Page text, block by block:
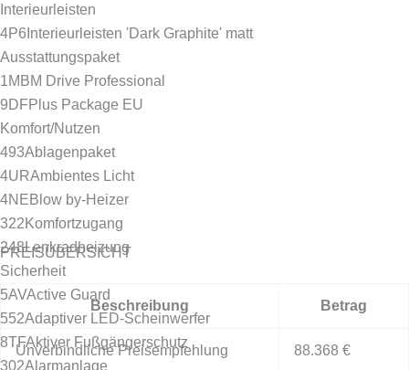
Interieurleisten
4P6 Interieurleisten 'Dark Graphite' matt
Ausstattungspaket
1MBM Drive Professional
9DF Plus Package EU
Komfort/Nutzen
493Ablagenpaket
4URAmbientes Licht
4NE Blow by-Heizer
322 Komfortzugang
248Lenkradheizung
Sicherheit
5AVActive Guard
552Adaptiver LED-Scheinwerfer
8TFAktiver Fußgängerschutz
302Alarmanlage
PREISÜBERSICHT
Beschreibung Betrag
Unverbindliche Preisempfehlung 88.368 €